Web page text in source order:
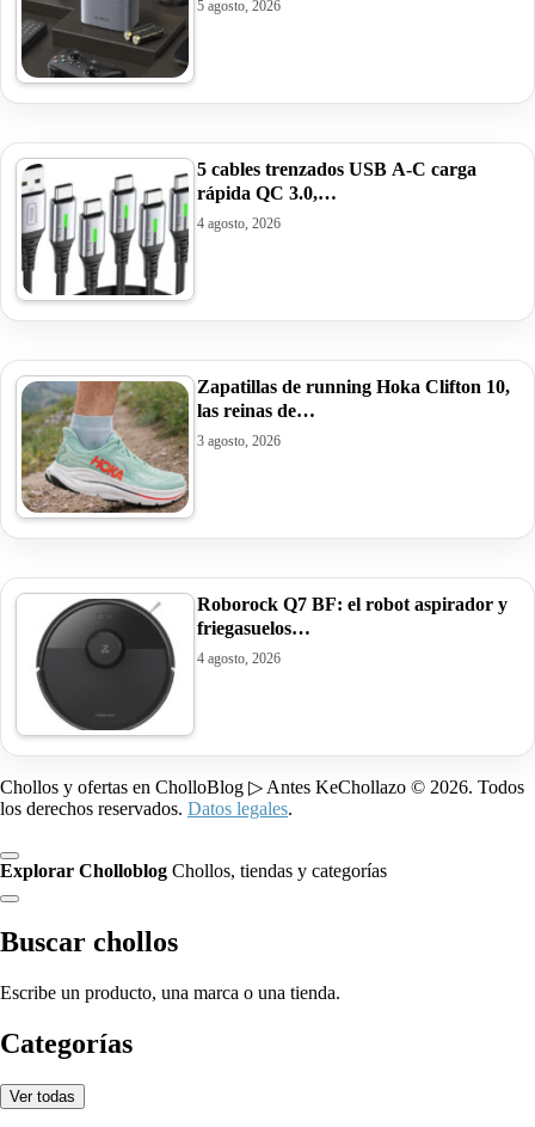
5 agosto, 2026
5 cables trenzados USB A-C carga
rápida QC 3.0,…
4 agosto, 2026
Zapatillas de running Hoka Clifton 10,
las reinas de…
3 agosto, 2026
Roborock Q7 BF: el robot aspirador y
friegasuelos…
4 agosto, 2026
Chollos y ofertas en CholloBlog ▷ Antes KeChollazo © 2026. Todos
los derechos reservados. Datos legales.
Explorar Cholloblog Chollos, tiendas y categorías
Buscar chollos
Escribe un producto, una marca o una tienda.
Categorías
Ver todas